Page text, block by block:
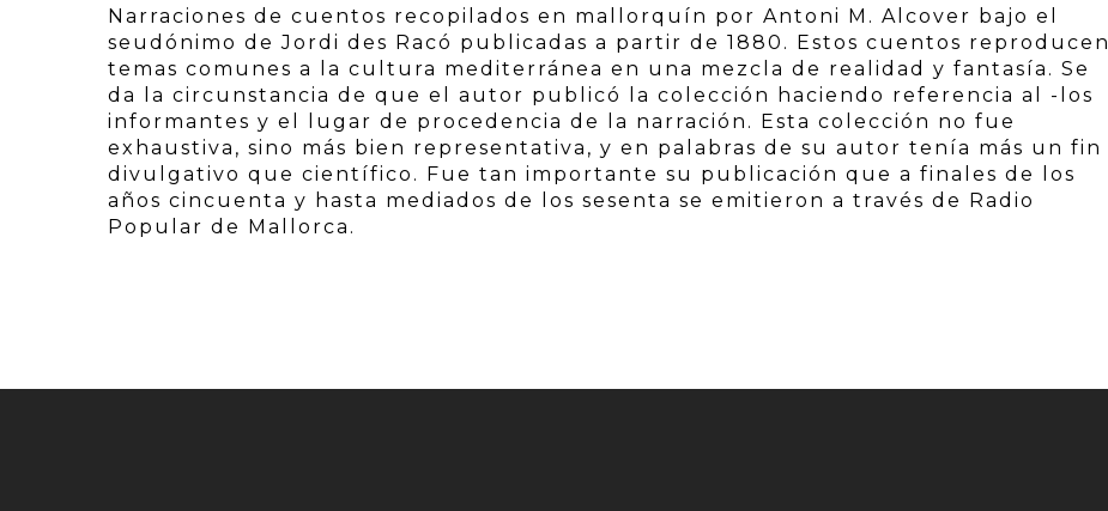
Narraciones de cuentos recopilados en mallorquín por Antoni M. Alcover bajo el
seudónimo de Jordi des Racó publicadas a partir de 1880. Estos cuentos reproducen
temas comunes a la cultura mediterránea en una mezcla de realidad y fantasía. Se
da la circunstancia de que el autor publicó la colección haciendo referencia al -los
informantes y el lugar de procedencia de la narración. Esta colección no fue
exhaustiva, sino más bien representativa, y en palabras de su autor tenía más un fin
divulgativo que científico. Fue tan importante su publicación que a finales de los
años cincuenta y hasta mediados de los sesenta se emitieron a través de Radio
Popular de Mallorca.